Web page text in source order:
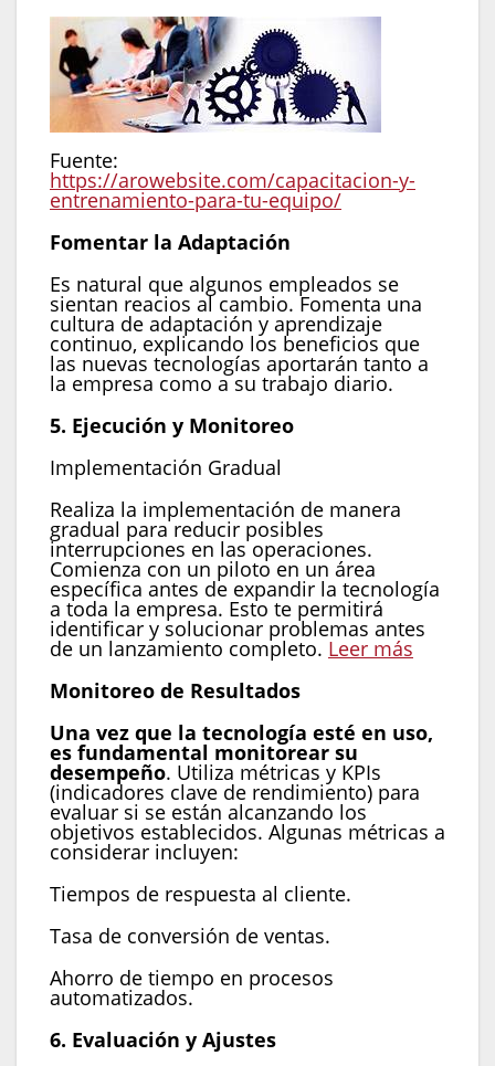
Fuente:
https://arowebsite.com/capacitacion-y-
entrenamiento-para-tu-equipo/
Fomentar la Adaptación
Es natural que algunos empleados se
sientan reacios al cambio. Fomenta una
cultura de adaptación y aprendizaje
continuo, explicando los beneficios que
las nuevas tecnologías aportarán tanto a
la empresa como a su trabajo diario.
5. Ejecución y Monitoreo
Implementación Gradual
Realiza la implementación de manera
gradual para reducir posibles
interrupciones en las operaciones.
Comienza con un piloto en un área
específica antes de expandir la tecnología
a toda la empresa. Esto te permitirá
identificar y solucionar problemas antes
de un lanzamiento completo. Leer más
Monitoreo de Resultados
Una vez que la tecnología esté en uso,
es fundamental monitorear su
desempeño. Utiliza métricas y KPIs
(indicadores clave de rendimiento) para
evaluar si se están alcanzando los
objetivos establecidos. Algunas métricas a
considerar incluyen:
Tiempos de respuesta al cliente.
Tasa de conversión de ventas.
Ahorro de tiempo en procesos
automatizados.
6. Evaluación y Ajustes